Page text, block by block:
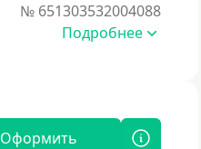
№ 651303532004088
Подробнее
Оформить